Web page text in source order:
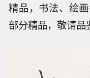
精品，书法、绘
部分精品，敬请品